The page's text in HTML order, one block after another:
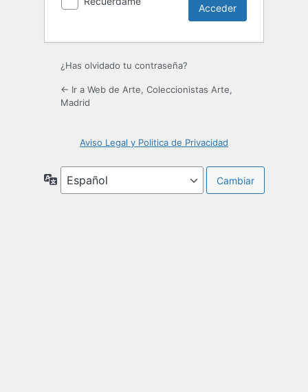
¿Has olvidado tu contraseña?
← Ir a Web de Arte, Coleccionistas Arte,
Madrid
Aviso Legal y Politica de Privacidad
Idioma